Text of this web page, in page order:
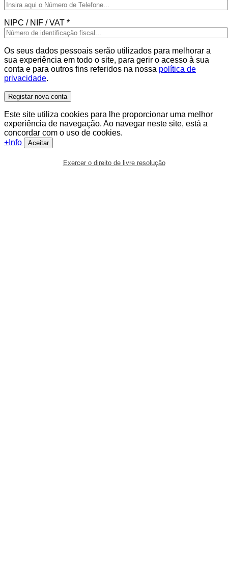
NIPC / NIF / VAT *
Os seus dados pessoais serão utilizados para melhorar a
sua experiência em todo o site, para gerir o acesso à sua
conta e para outros fins referidos na nossa política de
privacidade.
Registar nova conta
Este site utiliza cookies para lhe proporcionar uma melhor
experiência de navegação. Ao navegar neste site, está a
concordar com o uso de cookies.
+Info
Aceitar
Exercer o direito de livre resolução